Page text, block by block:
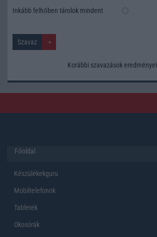
Inkább felhőben tárolok mindent
Korábbi szavazások eredményei
Főoldal
Készülékekguru
Mobiltelefonok
Tabletek
Okosórák